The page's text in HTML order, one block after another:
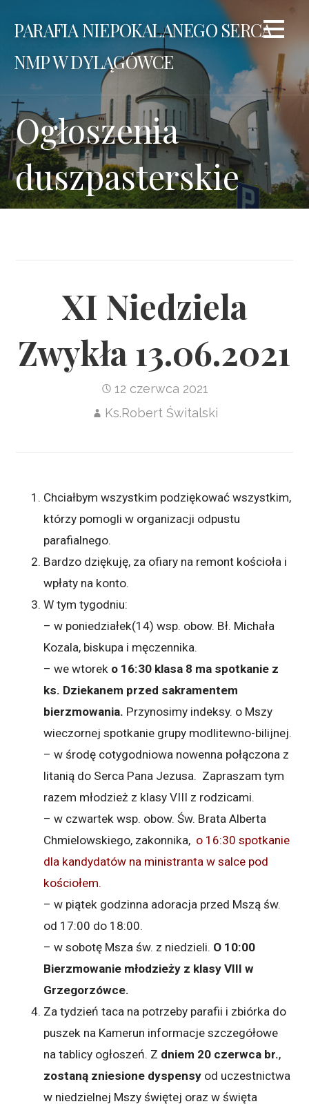
PARAFIA NIEPOKALANEGO SERCA
NMP W DYLĄGÓWCE
Ogłoszenia
duszpasterskie
XI Niedziela
Zwykła 13.06.2021
12 czerwca 2021
Ks.Robert Świtalski
Chciałbym wszystkim podziękować wszystkim,
którzy pomogli w organizacji odpustu
parafialnego.
Bardzo dziękuję, za ofiary na remont kościoła i
wpłaty na konto.
W tym tygodniu:
– w poniedziałek(14) wsp. obow. Bł. Michała
Kozala, biskupa i męczennika.
– we wtorek o 16:30 klasa 8 ma spotkanie z
ks. Dziekanem przed sakramentem
bierzmowania. Przynosimy indeksy. o Mszy
wieczornej spotkanie grupy modlitewno-bilijnej.
– w środę cotygodniowa nowenna połączona z
litanią do Serca Pana Jezusa. Zapraszam tym
razem młodzież z klasy VIII z rodzicami.
– w czwartek wsp. obow. Św. Brata Alberta
Chmielowskiego, zakonnika, o 16:30 spotkanie
dla kandydatów na ministranta w salce pod
kościołem.
– w piątek godzinna adoracja przed Mszą św.
od 17:00 do 18:00.
– w sobotę Msza św. z niedzieli. O 10:00
Bierzmowanie młodzieży z klasy VIII w
Grzegorzówce.
Za tydzień taca na potrzeby parafii i zbiórka do
puszek na Kamerun informacje szczegółowe
na tablicy ogłoszeń. Z dniem 20 czerwca br.,
zostaną zniesione dyspensy od uczestnictwa
w niedzielnej Mszy świętej oraz w święta